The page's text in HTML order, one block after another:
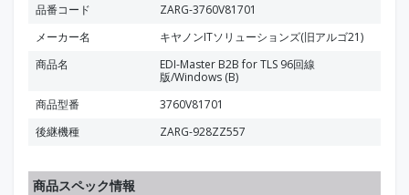
品番コード
ZARG-3760V81701
メーカー名
キヤノンITソリューションズ(旧アルゴ21)
商品名
EDI-Master B2B for TLS 96回線
版/Windows (B)
商品型番
3760V81701
後継機種
ZARG-928ZZ557
商品スペック情報